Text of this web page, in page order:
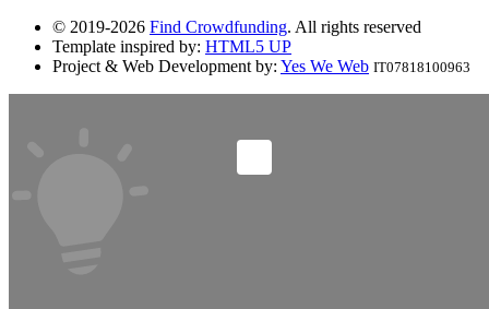
© 2019-2026 Find Crowdfunding. All rights reserved
Template inspired by: HTML5 UP
Project & Web Development by: Yes We Web IT07818100963